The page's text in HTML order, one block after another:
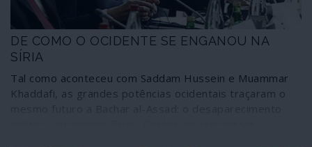
DE COMO O OCIDENTE SE ENGANOU NA
SÍRIA
Tal como aconteceu com Saddam Hussein e Muammar
Khaddafi, as grandes potências ocidentais traçaram o